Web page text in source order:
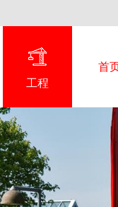
工程
首